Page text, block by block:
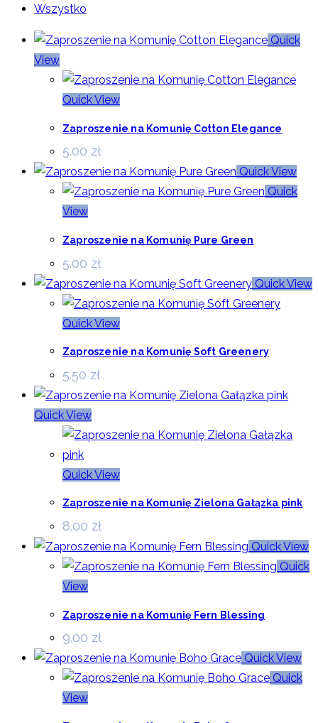
Wszystko
Quick
View
Quick View
Zaproszenie na Komunię Cotton Elegance
5.00 zł
Quick View
Quick
View
Zaproszenie na Komunię Pure Green
5.00 zł
Quick View
Quick View
Zaproszenie na Komunię Soft Greenery
5.50 zł
Quick View
Quick View
Zaproszenie na Komunię Zielona Gałązka pink
8.00 zł
Quick View
Quick
View
Zaproszenie na Komunię Fern Blessing
9.00 zł
Quick View
Quick
View